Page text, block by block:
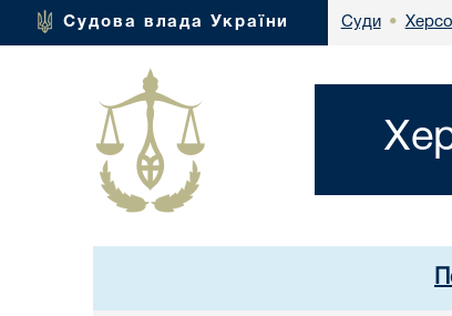
Судова влада України Суди •